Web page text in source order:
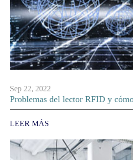
Sep 22, 2022
Problemas del lector RFID y
LEER MÁS